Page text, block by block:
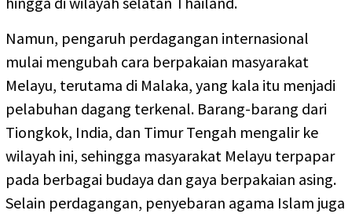
Namun, pengaruh perdagangan internasional
mulai mengubah cara berpakaian masyarakat
Melayu, terutama di Malaka, yang kala itu menjadi
pelabuhan dagang terkenal. Barang-barang dari
Tiongkok, India, dan Timur Tengah mengalir ke
wilayah ini, sehingga masyarakat Melayu terpapar
pada berbagai budaya dan gaya berpakaian asing.
Selain perdagangan, penyebaran agama Islam juga